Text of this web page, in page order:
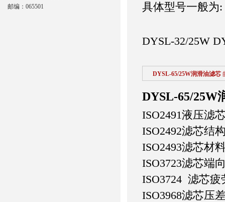
具体型号一般为:
DYSL-32/25W
DYSL-65/25W润滑油滤芯
DYSL-65/25W
ISO2491液压滤
ISO2492滤芯结
ISO2493滤芯材
ISO3723滤芯端
ISO3724 滤芯
ISO3968滤芯压
邮编：065501